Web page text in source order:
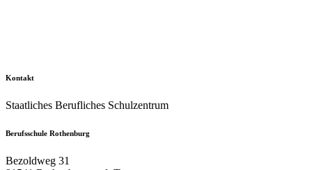
Kontakt
Staatliches Berufliches Schulzentrum
Berufsschule Rothenburg
Bezoldweg 31